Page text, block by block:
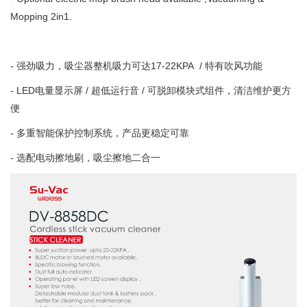
Mopping 2in1.
- 强劲吸力，吸尘器整机吸力可达17-22KPA / 特有吹风功能
- LED电量显示屏 / 超低运行音 / 可脱卸模块式组件，清洁维护更方
便
- 多重智能保护控制系统，产品更稳定可靠
- 选配电动擦地刷，吸尘擦地二合一